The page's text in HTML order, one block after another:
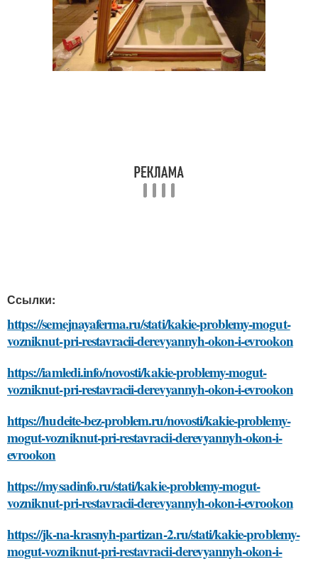
Ссылки:
https://semejnayaferma.ru/stati/kakie-problemy-mogut-
vozniknut-pri-restavracii-derevyannyh-okon-i-evrookon
https://iamledi.info/novosti/kakie-problemy-mogut-
vozniknut-pri-restavracii-derevyannyh-okon-i-evrookon
https://hudeite-bez-problem.ru/novosti/kakie-problemy-
mogut-vozniknut-pri-restavracii-derevyannyh-okon-i-
evrookon
https://mysadinfo.ru/stati/kakie-problemy-mogut-
vozniknut-pri-restavracii-derevyannyh-okon-i-evrookon
https://jk-na-krasnyh-partizan-2.ru/stati/kakie-problemy-
mogut-vozniknut-pri-restavracii-derevyannyh-okon-i-